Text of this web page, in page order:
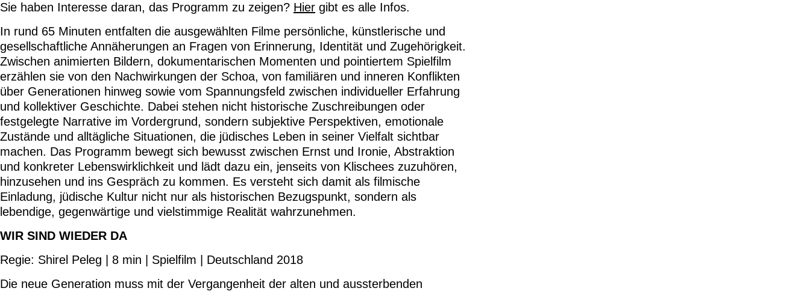
Sie haben Interesse daran, das Programm zu zeigen? Hier gibt es alle Infos.
In rund 65 Minuten entfalten die ausgewählten Filme persönliche, künstlerische und
gesellschaftliche Annäherungen an Fragen von Erinnerung, Identität und Zugehörigkeit.
Zwischen animierten Bildern, dokumentarischen Momenten und pointiertem Spielfilm
erzählen sie von den Nachwirkungen der Schoa, von familiären und inneren Konflikten
über Generationen hinweg sowie vom Spannungsfeld zwischen individueller Erfahrung
und kollektiver Geschichte. Dabei stehen nicht historische Zuschreibungen oder
festgelegte Narrative im Vordergrund, sondern subjektive Perspektiven, emotionale
Zustände und alltägliche Situationen, die jüdisches Leben in seiner Vielfalt sichtbar
machen. Das Programm bewegt sich bewusst zwischen Ernst und Ironie, Abstraktion
und konkreter Lebenswirklichkeit und lädt dazu ein, jenseits von Klischees zuzuhören,
hinzusehen und ins Gespräch zu kommen. Es versteht sich damit als filmische
Einladung, jüdische Kultur nicht nur als historischen Bezugspunkt, sondern als
lebendige, gegenwärtige und vielstimmige Realität wahrzunehmen.
WIR SIND WIEDER DA
Regie: Shirel Peleg | 8 min | Spielfilm | Deutschland 2018
Die neue Generation muss mit der Vergangenheit der alten und aussterbenden